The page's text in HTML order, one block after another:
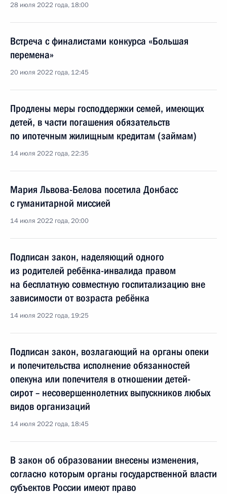
28 июля 2022 года, 18:00
Встреча с финалистами конкурса «Большая
перемена»
20 июля 2022 года, 12:45
Продлены меры господдержки семей, имеющих
детей, в части погашения обязательств
по ипотечным жилищным кредитам (займам)
14 июля 2022 года, 22:35
Мария Львова-Белова посетила Донбасс
с гуманитарной миссией
14 июля 2022 года, 20:00
Подписан закон, наделяющий одного
из родителей ребёнка-инвалида правом
на бесплатную совместную госпитализацию вне
зависимости от возраста ребёнка
14 июля 2022 года, 19:25
Подписан закон, возлагающий на органы опеки
и попечительства исполнение обязанностей
опекуна или попечителя в отношении детей-
сирот – несовершеннолетних выпускников любых
видов организаций
14 июля 2022 года, 18:45
В закон об образовании внесены изменения,
согласно которым органы государственной власти
субъектов России имеют право